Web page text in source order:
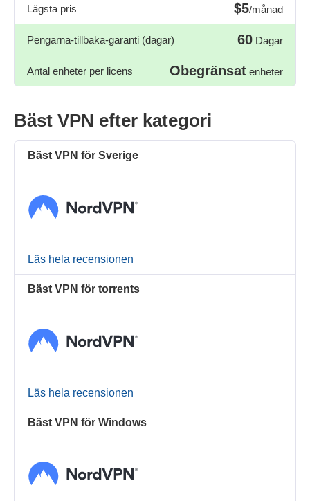
Lägsta pris $5/månad
Pengarna-tillbaka-garanti (dagar) 60 Dagar
Antal enheter per licens Obegränsat enheter
Bäst VPN efter kategori
Bäst VPN för Sverige
Läs hela recensionen
Bäst VPN för torrents
Läs hela recensionen
Bäst VPN för Windows